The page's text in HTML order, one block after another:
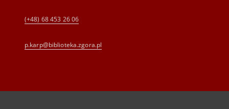
(+48) 68 453 26 06
p.karp@biblioteka.zgora.pl